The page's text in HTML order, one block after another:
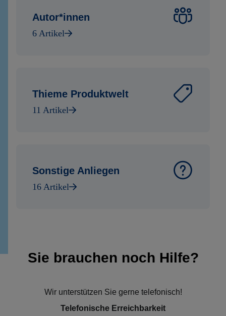
Autor*innen
6 Artikel
Thieme Produktwelt
11 Artikel
Sonstige Anliegen
16 Artikel
Sie brauchen noch Hilfe?
Wir unterstützen Sie gerne telefonisch!
Telefonische Erreichbarkeit